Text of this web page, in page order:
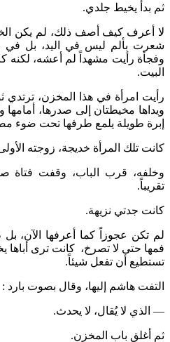
ثم بدأ يخيط جلدي.
لا أعرف كيف أصف ذلك، لم يكن
شعرت بألم ليس في اليد، بل في
وفجأة رأيت مشهداً لم أعشه، لكنه
البيت.
رأيت امرأة في هذا المخزن،
ويداها مخيطتان إلى صدرها،
إبرة طويلة يلمع طرفها تحت ضوء
كانت تلك المرأة خديجة، زوجته
وخلفه، قرب الباب، وقفت فتاة
تقريباً.
كانت جدتي نزيهة.
لم تكن عجوزاً كما أعرفها الآن،
فمها حتى لا تصرخ، كانت ترى أباها
تستطيع أن تفعل شيئاً.
التفت هاشم إليها، وقال بصوت بارد :
— الذي لا يُقال، لا يحدث.
ثم أغلق باب المخزن.